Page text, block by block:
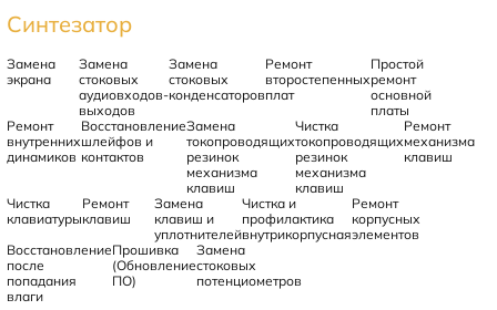
Синтезатор
Замена
экрана
Замена
стоковых
аудиовходов-
выходов
Замена
стоковых
конденсаторов
Ремонт
второстепенных
плат
Простой
ремонт
основной
платы
Ремонт
внутренних
динамиков
Восстановление
шлейфов и
контактов
Замена
токопроводящих
резинок
механизма
клавиш
Чистка
токопроводящих
резинок
механизма
клавиш
Ремонт
механизма
клавиш
Чистка
клавиатуры
Ремонт
клавиш
Замена
клавиш и
уплотнителей
Чистка и
профилактика
внутрикорпусная
Ремонт
корпусных
элементов
Восстановление
после
попадания
влаги
Прошивка
(Обновление
ПО)
Замена
стоковых
потенциометров